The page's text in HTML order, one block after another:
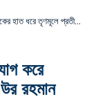
ধরে তৃণমূলে প্রতীক উর রহমান
করে
রহমান